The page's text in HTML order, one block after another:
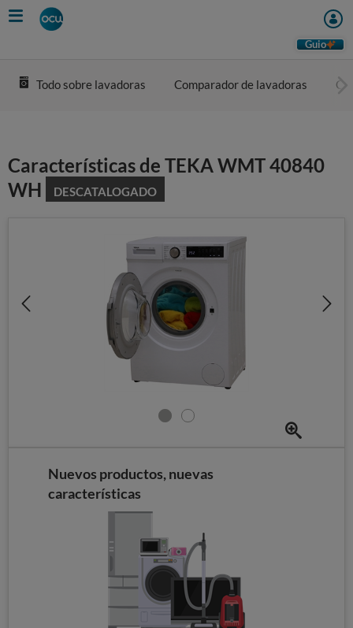
Skip
to
Guio
Todo sobre lavadoras Comparador de lavadoras
Características de TEKA WMT 40840
WH
DESCATALOGADO
Nuevos productos, nuevas
características